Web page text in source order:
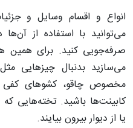
انواع و اقسام وسایل و
می‌توانید با استفاده از
صرفه‌جویی کنید. برای همین
می‌سازید بدنبال چیزهایی
مخصوص چاقو، کشوهای کفی
کابینت‌ها باشید. تخته‌هایی
یا از دیوار بیرون بیایند.